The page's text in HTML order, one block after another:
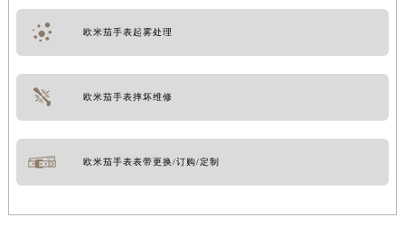
欧米茄手表起雾处理
欧米茄手表摔坏维修
欧米茄手表表带更换/订购/定制